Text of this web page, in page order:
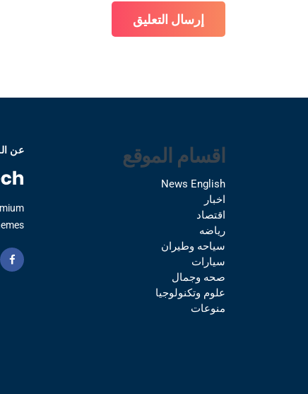
اقسام الموقع
News English
اخبار
اقتصاد
رياضه
سياحه وطيران
سيارات
صحه وجمال
علوم وتكنولوجيا
منوعات
عن